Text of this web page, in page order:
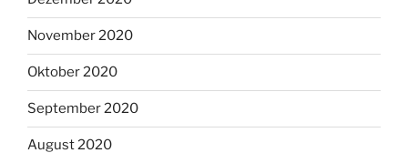
November 2020
Oktober 2020
September 2020
August 2020